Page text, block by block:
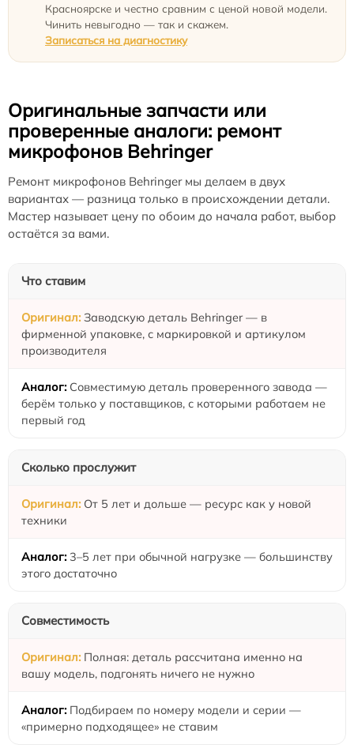
Красноярске и честно сравним с ценой новой модели.
Чинить невыгодно — так и скажем.
Записаться на диагностику
Оригинальные запчасти или
проверенные аналоги: ремонт
микрофонов Behringer
Ремонт микрофонов Behringer мы делаем в двух
вариантах — разница только в происхождении детали.
Мастер называет цену по обоим до начала работ, выбор
остаётся за вами.
Что ставим
Заводскую деталь Behringer — в
фирменной упаковке, с маркировкой и артикулом
производителя
Совместимую деталь проверенного завода —
берём только у поставщиков, с которыми работаем не
первый год
Сколько прослужит
От 5 лет и дольше — ресурс как у новой
техники
3–5 лет при обычной нагрузке — большинству
этого достаточно
Совместимость
Полная: деталь рассчитана именно на
вашу модель, подгонять ничего не нужно
Подбираем по номеру модели и серии —
«примерно подходящее» не ставим